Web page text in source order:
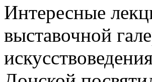
Интересные
выставочной